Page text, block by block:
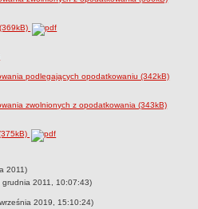
Miejskiej
podlegających opodatkowaniu (342kB)
zwolnionych z opodatkowania (343kB)
2011)
grudnia 2011, 10:07:43)
2019, 15:10:24)